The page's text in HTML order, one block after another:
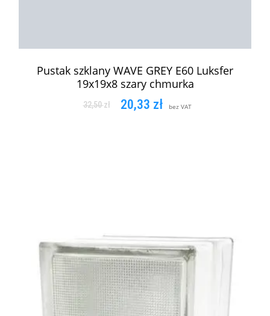
Pustak szklany WAVE GREY E60 Luksfer
19x19x8 szary chmurka
32,50zł 20,33 zł bez VAT